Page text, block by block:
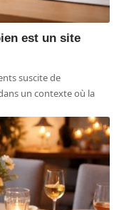
est un site
suscite de
un contexte où la